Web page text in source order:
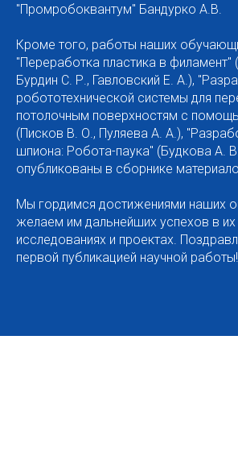
"Промробоквантум" Бандурко А.В.
Кроме того, работы наших
"Переработка пластика в филамент"
Бурдин С. Р., Гавловский Е. А.),
робототехнической системы для
потолочным поверхностям с
(Писков В. О., Пуляева А. А.),
шпиона: Робота-паука" (Будкова А.
опубликованы в сборнике
Мы гордимся достижениями наших
желаем им дальнейших успехов в их
исследованиях и проектах.
первой публикацией научной работы!